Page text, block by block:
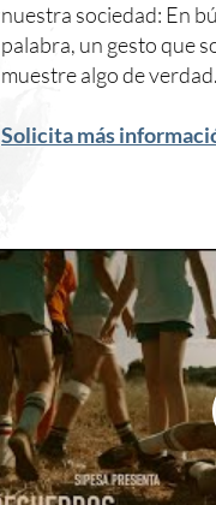
nuestra sociedad: En
palabra, un
muestre algo de verdad.
Solicita más